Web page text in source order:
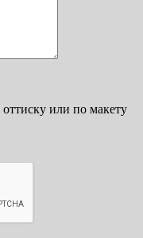
или по макету